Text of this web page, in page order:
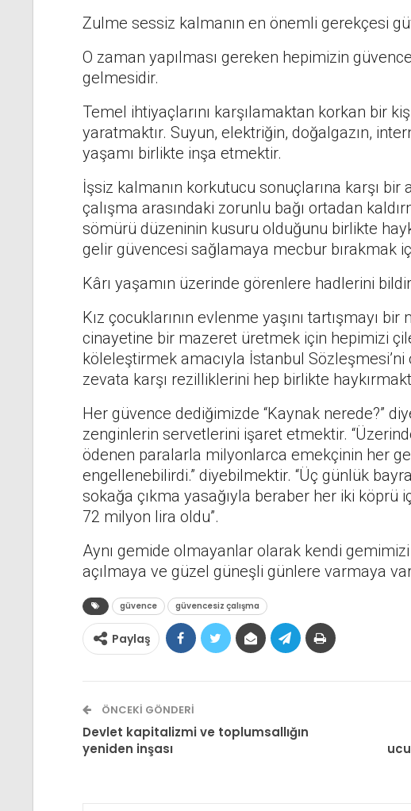
Zulme sessiz kalmanın en önemli gerekçesi
O zaman yapılması gereken hepimizin
gelmesidir.
Temel ihtiyaçlarını karşılamaktan korkan bir
yaratmaktır. Suyun, elektriğin, doğalgazın,
yaşamı birlikte inşa etmektir.
İşsiz kalmanın korkutucu sonuçlarına karşı
çalışma arasındaki zorunlu bağı ortadan
sömürü düzeninin kusuru olduğunu birlikte
gelir güvencesi sağlamaya mecbur bırakmak
Kârı yaşamın üzerinde görenlere hadlerini
Kız çocuklarının evlenme yaşını tartışmayı
cinayetine bir mazeret üretmek için hepimizi
köleleştirmek amacıyla İstanbul
zevata karşı rezilliklerini hep birlikte
Her güvence dediğimizde “Kaynak nerede?”
zenginlerin servetlerini işaret etmektir.
ödenen paralarla milyonlarca emekçinin her
engellenebilirdi.” diyebilmektir. “Üç günlük
sokağa çıkma yasağıyla beraber her iki köprü
72 milyon lira oldu”.
Aynı gemide olmayanlar olarak kendi
açılmaya ve güzel güneşli günlere varmaya var
güvence güvencesiz çalışma
Paylaş
ÖNCEKI GÖNDERI
Devlet kapitalizmi ve toplumsallığın
yeniden inşası